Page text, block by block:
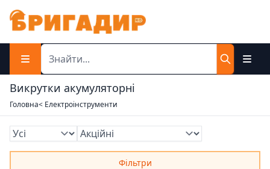
Викрутки акумуляторні
Головна< Електроінструменти
Фільтри